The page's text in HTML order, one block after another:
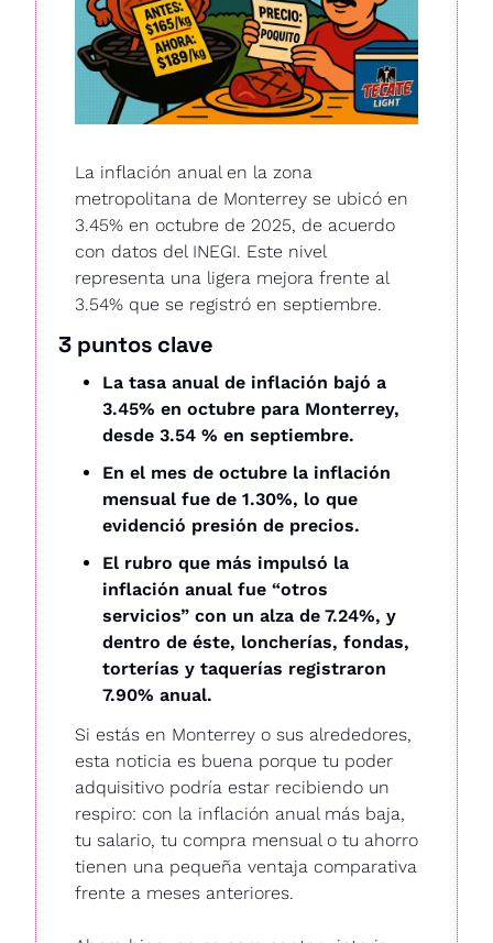
La inflación anual en la zona
metropolitana de Monterrey se ubicó en
3.45% en octubre de 2025, de acuerdo
con datos del INEGI. Este nivel
representa una ligera mejora frente al
3.54% que se registró en septiembre.
3 puntos clave
La tasa anual de inflación bajó a
3.45% en octubre para Monterrey,
desde 3.54 % en septiembre.
En el mes de octubre la inflación
mensual fue de 1.30%, lo que
evidenció presión de precios.
El rubro que más impulsó la
inflación anual fue “otros
servicios” con un alza de 7.24%, y
dentro de éste, loncherías, fondas,
torterías y taquerías registraron
7.90% anual.
Si estás en Monterrey o sus alrededores,
esta noticia es buena porque tu poder
adquisitivo podría estar recibiendo un
respiro: con la inflación anual más baja,
tu salario, tu compra mensual o tu ahorro
tienen una pequeña ventaja comparativa
frente a meses anteriores.